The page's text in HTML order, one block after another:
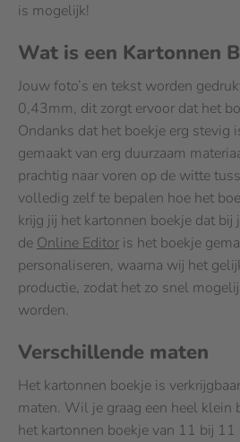
is mogelijk!
Wat is een Kartonnen
Jouw foto’s en tekst worden
0,43mm, dit zorgt ervoor dat het
Ondanks dat het boekje erg stevig
gemaakt van erg duurzaam
prachtig naar voren op de witte
volledig zelf te bepalen hoe het
krijg jij het kartonnen boekje dat bij
de Online Editor is het boekje
personaliseren, waarna wij het
productie, zodat het zo snel
worden.
Verschillende maten
Het kartonnen boekje is
maten. Wil je graag een heel klein
het kartonnen boekje van 11 bij